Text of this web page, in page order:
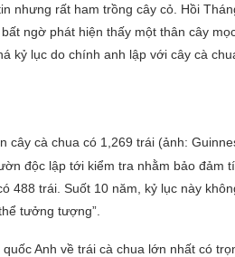
nhưng rất ham trồng cây cỏ. Hồi
ngờ phát hiện thấy một thân cây
kỷ lục do chính anh lập với cây cà
cây cà chua có 1,269 trái (ảnh:
độc lập tới kiểm tra nhằm bảo đảm
488 trái. Suốt 10 năm, kỷ lục này
tưởng tượng”.
Anh về trái cà chua lớn nhất có